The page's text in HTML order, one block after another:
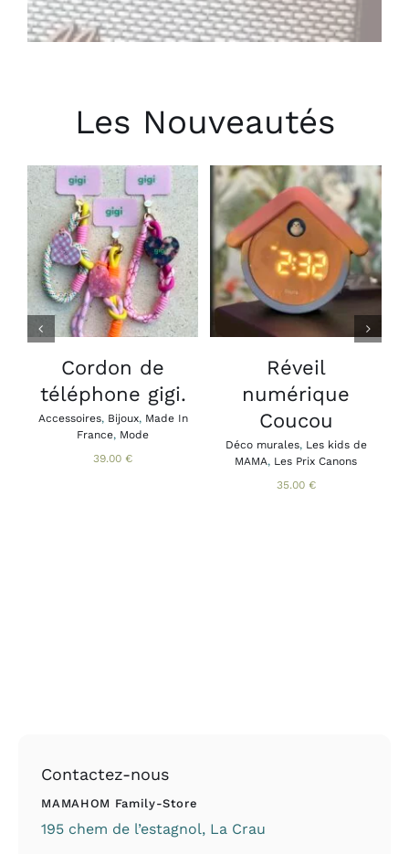
Les Nouveautés
CHOIX DES
OPTIONS
CE
PRODUIT
A
PLUSIEURS
VARIATIONS.
LES
OPTIONS
PEUVENT
ÊTRE
CHOISIES
/
DÉTAILS
Cordon de
téléphone gigi.
Accessoires, Bijoux, Made In
France, Mode
39.00 €
AJOUTER AU
PANIER
/
DÉTAILS
Réveil
numérique
Coucou
Déco murales, Les kids de
MAMA, Les Prix Canons
35.00 €
Contactez-nous
MAMAHOM Family-Store
195 chem de l’estagnol, La Crau